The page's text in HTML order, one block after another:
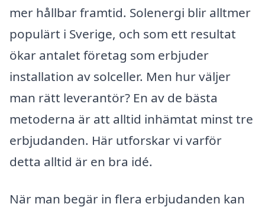
mer hållbar framtid. Solenergi blir alltmer
populärt i Sverige, och som ett resultat
ökar antalet företag som erbjuder
installation av solceller. Men hur väljer
man rätt leverantör? En av de bästa
metoderna är att alltid inhämtat minst tre
erbjudanden. Här utforskar vi varför
detta alltid är en bra idé.
När man begär in flera erbjudanden kan